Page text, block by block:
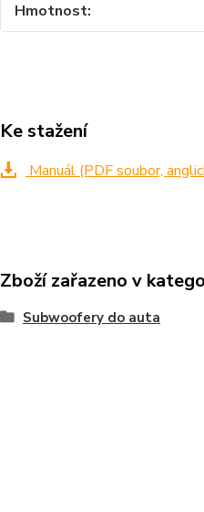
Hmotnost
Ke stažení
Manuál (PDF soubor,
Zboží zařazeno v
Subwoofery do auta